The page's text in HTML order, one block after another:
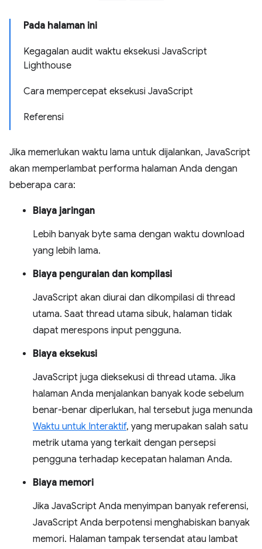
Pada halaman ini
Kegagalan audit waktu eksekusi JavaScript
Lighthouse
Cara mempercepat eksekusi JavaScript
Referensi
Jika memerlukan waktu lama untuk dijalankan, JavaScript
akan memperlambat performa halaman Anda dengan
beberapa cara:
Biaya jaringan
Lebih banyak byte sama dengan waktu download
yang lebih lama.
Biaya penguraian dan kompilasi
JavaScript akan diurai dan dikompilasi di thread
utama. Saat thread utama sibuk, halaman tidak
dapat merespons input pengguna.
Biaya eksekusi
JavaScript juga dieksekusi di thread utama. Jika
halaman Anda menjalankan banyak kode sebelum
benar-benar diperlukan, hal tersebut juga menunda
Waktu untuk Interaktif, yang merupakan salah satu
metrik utama yang terkait dengan persepsi
pengguna terhadap kecepatan halaman Anda.
Biaya memori
Jika JavaScript Anda menyimpan banyak referensi,
JavaScript Anda berpotensi menghabiskan banyak
memori. Halaman tampak tersendat atau lambat